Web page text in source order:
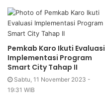
Pemkab Karo Ikuti Evaluasi
Implementasi Program
Smart City Tahap II
Sabtu, 11 November 2023 -
19:31 WIB